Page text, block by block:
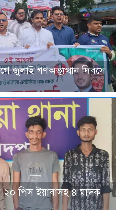
জুলাই গণঅভ্যুত্থান দিবসে
২০ পিস ইয়াবাসহ ৪ মাদক